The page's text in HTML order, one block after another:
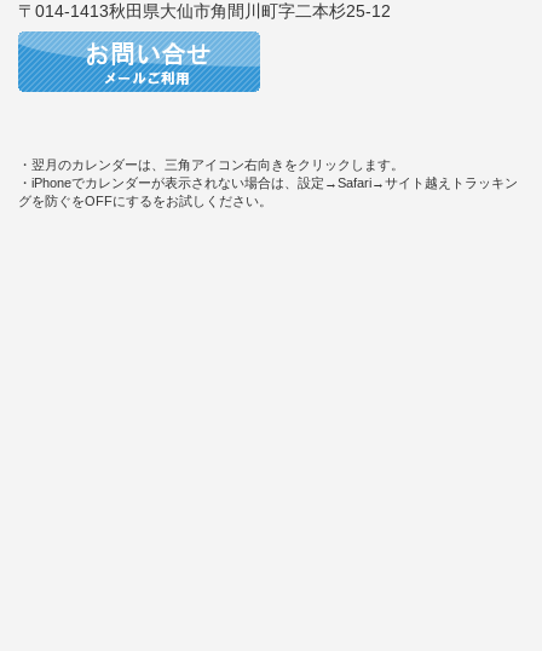
〒014-1413秋田県大仙市角間川町字二本杉25-12
・翌月のカレンダーは、三角アイコン右向きをクリックします。
・iPhoneでカレンダーが表示されない場合は、設定→Safari→サイト越えトラッキン
グを防ぐをOFFにするをお試しください。